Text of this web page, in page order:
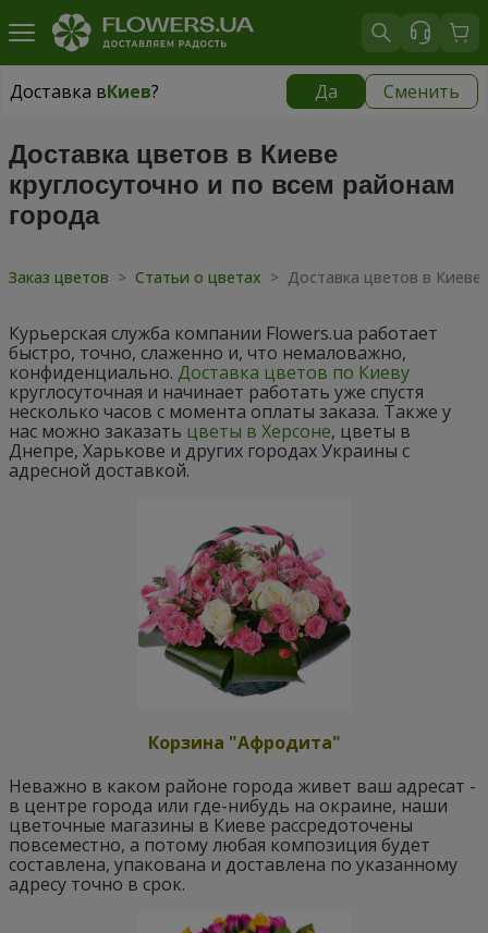
Доставка вКиев? Да Сменить
Доставка вКиев
Доставка цветов в Киеве
круглосуточно и по всем районам
города
Заказ цветов > Статьи о цветах > Доставка цветов в Киеве
Курьерская служба компании Flowers.ua работает
быстро, точно, слаженно и, что немаловажно,
конфиденциально. Доставка цветов по Киеву
круглосуточная и начинает работать уже спустя
несколько часов с момента оплаты заказа. Также у
нас можно заказать цветы в Херсоне, цветы в
Днепре, Харькове и других городах Украины с
адресной доставкой.
Корзина "Афродита"
Неважно в каком районе города живет ваш адресат -
в центре города или где-нибудь на окраине, наши
цветочные магазины в Киеве рассредоточены
повсеместно, а потому любая композиция будет
составлена, упакована и доставлена по указанному
адресу точно в срок.